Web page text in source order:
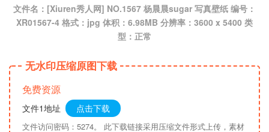
文件名：[Xiuren秀人网] NO.1567 杨晨晨sugar 写真壁纸 编号：
XR01567-4 格式：jpg 体积：6.98MB 分辨率：3600 x 5400 类
型：正常
无水印压缩原图下载
免费资源
文件1地址 点击下载
文件访问密码：5274。 此下载链接采用压缩文件形式上传，素材